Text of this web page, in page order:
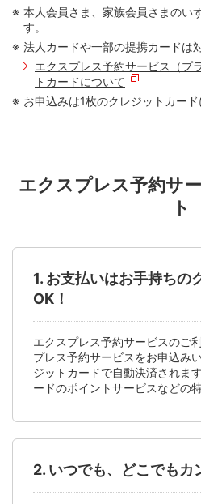
本人会員さま、家族会員さまのい
す。
法人カードや一部の提携カードは
エクスプレス予約サービス（プ
トカードについて
お申込みは1枚のクレジットカード
エクスプレス予約サ
ト
1. お支払いはお手持ちの
OK！
エクスプレス予約サービスのご
プレス予約サービスをお申込み
ジットカードで自動決済されま
ードのポイントサービスなどの
2. いつでも、どこでもカ